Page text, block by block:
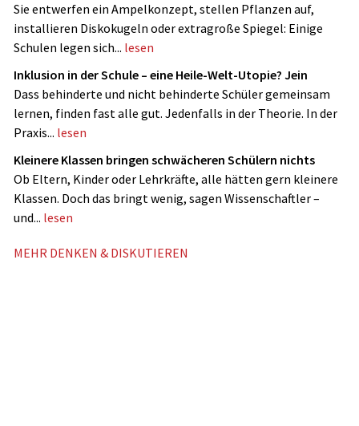
Sie entwerfen ein Ampelkonzept, stellen Pflanzen auf,
installieren Diskokugeln oder extragroße Spiegel: Einige
Schulen legen sich... lesen
Inklusion in der Schule – eine Heile-Welt-Utopie? Jein
Dass behinderte und nicht ­behinderte Schüler gemeinsam
lernen, finden fast alle gut. Jedenfalls in der Theorie. In der
Praxis... lesen
Kleinere Klassen bringen schwächeren Schülern nichts
Ob Eltern, Kinder oder Lehrkräfte, alle hätten gern kleinere
Klassen. Doch das bringt wenig, sagen Wissenschaftler –
und... lesen
MEHR DENKEN & DISKUTIEREN